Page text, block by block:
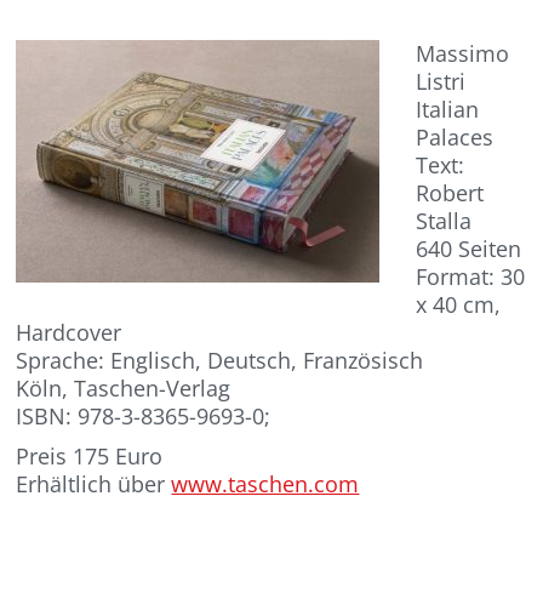
Massimo
Listri
Italian
Palaces
Text:
Robert
Stalla
640 Seiten
Format: 30
x 40 cm,
Hardcover
Sprache: Englisch, Deutsch, Französisch
Köln, Taschen-Verlag
ISBN: 978-3-8365-9693-0;
Preis 175 Euro
Erhältlich überwww.taschen.com